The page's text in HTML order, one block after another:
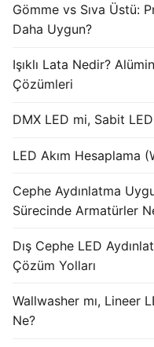
İç
DMX Nedir?
Cephe
Cephe
Gömme vs Sıva Üstü:
Daha Uygun?
Işıklı Lata Nedir?
Çözümleri
DMX LED mi, Sabit
LED Akım Hesaplama
Cephe Aydınlatma
Sürecinde Armatürler
Dış Cephe LED
Çözüm Yolları
Wallwasher mı, Lineer
Ne?